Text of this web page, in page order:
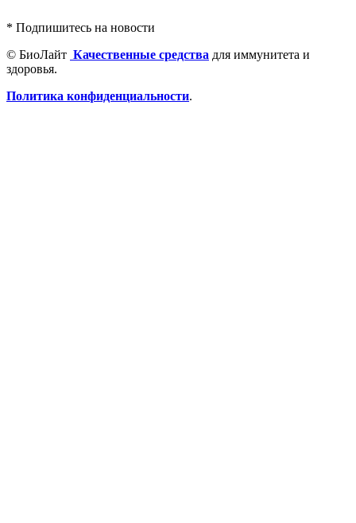
* Подпишитесь на новости
Email
Youtube
Vk
© БиоЛайт Качественные средства для иммунитета и
здоровья.
Политика конфиденциальности.